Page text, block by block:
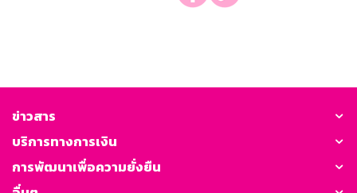
ข่าวสาร
บริการทางการเงิน
การพัฒนาเพื่อความยั่งยืน